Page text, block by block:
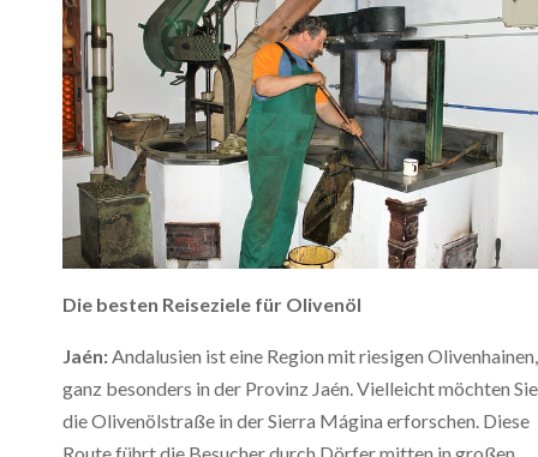
Die besten Reiseziele für Olivenöl
Jaén: Andalusien ist eine Region mit riesigen Olivenhainen,
ganz besonders in der Provinz Jaén. Vielleicht möchten Sie
die Olivenölstraße in der Sierra Mágina erforschen. Diese